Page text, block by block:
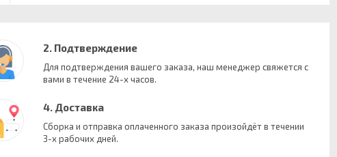
2. Подтверждение
Для подтверждения вашего заказа, наш менеджер свяжется с
вами в течение 24-х часов.
4. Доставка
Сборка и отправка оплаченного заказа произойдёт в течении
3-х рабочих дней.